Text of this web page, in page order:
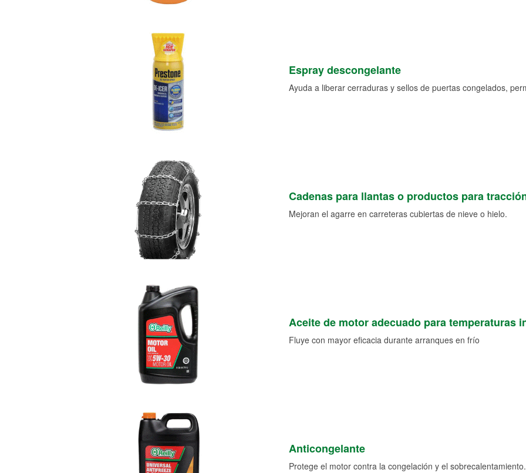
Espray descongelante
Ayuda a liberar cerraduras y sellos de puertas congelados,
Cadenas para llantas o productos para
Mejoran el agarre en carreteras cubiertas de nieve o hielo.
Aceite de motor adecuado para temperaturas
Fluye con mayor eficacia durante arranques en frío
Anticongelante
Protege el motor contra la congelación y el sobrecalentamiento.